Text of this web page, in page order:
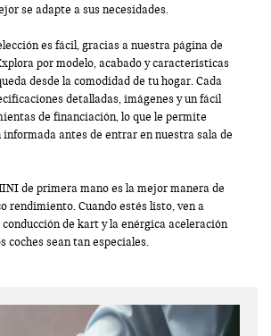
se adapte a sus necesidades.
es fácil, gracias a nuestra página de
por modelo, acabado y características
desde la comodidad de tu hogar. Cada
detalladas, imágenes y un fácil
de financiación, lo que le permite
antes de entrar en nuestra sala de
de primera mano es la mejor manera de
rendimiento. Cuando estés listo, ven a
de kart y la enérgica aceleración
coches sean tan especiales.